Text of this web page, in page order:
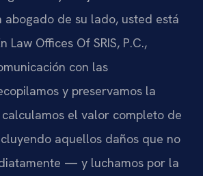
abogado de su lado, usted está
Law Offices Of SRIS, P.C.,
con las
y preservamos la
el valor completo de
aquellos daños que no
— y luchamos por la